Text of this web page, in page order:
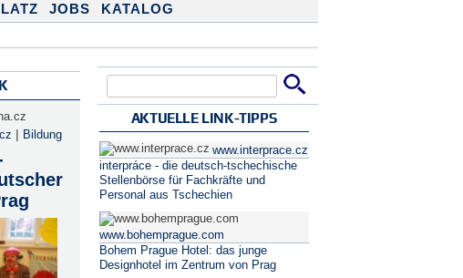
JOBS
KATALOG
| Bildung
AKTUELLE LINK-TIPPS
www.interprace.cz
interpráce - die deutsch-tschechische
Stellenbörse für Fachkräfte und
Personal aus Tschechien
www.bohemprague.com
Bohem Prague Hotel: das junge
Designhotel im Zentrum von Prag